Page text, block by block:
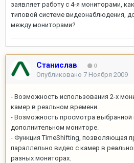
заявляет работу с 4-я мониторами,
типовой системе видеонаблюдения,
между мониторами?
Станислав 0
Опубликовано 7 Ноября 2009
- Возможность использования 2-х
камер в реальном времени.
- Возможность просмотра выбранной
дополнительном мониторе.
- Функция TimeShifting, позволяющая
параллельно видео с камер в
разных мониторах.